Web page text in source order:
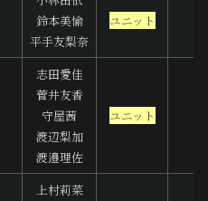
鈴本美愉
平手友梨奈
ユニット
志田愛佳
菅井友香
守屋茜
渡辺梨加
渡邉理佐
ユニット
上村莉菜